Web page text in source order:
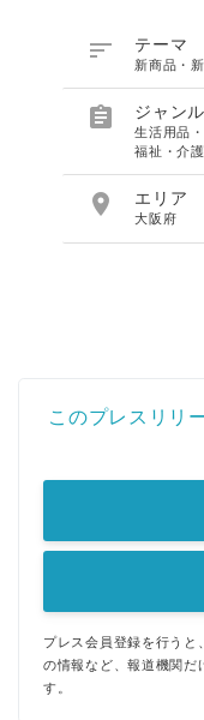
 テーマ
新商品・
 ジャンル
生活用品
福祉・介
 エリア
大阪府
このプレスリリ
プレス会員登録を行うと
の情報など、報道機関だ
す。